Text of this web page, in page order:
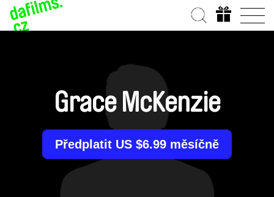
Grace McKenzie
Předplatit US $6.99 měsíčně